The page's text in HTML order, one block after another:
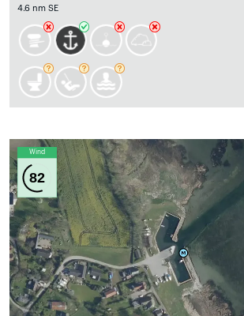
4.6 nm SE
Wind
82